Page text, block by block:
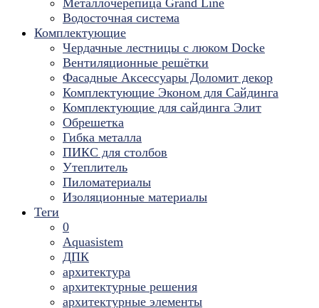
Металлочерепица Grand Line
Водосточная система
Комплектующие
Чердачные лестницы с люком Docke
Вентиляционные решётки
Фасадные Аксессуары Доломит декор
Комплектующие Эконом для Сайдинга
Комплектующие для cайдинга Элит
Обрешетка
Гибка металла
ПИКС для столбов
Утеплитель
Пиломатериалы
Изоляционные материалы
Теги
0
Aquasistem
ДПК
архитектура
архитектурные решения
архитектурные элементы